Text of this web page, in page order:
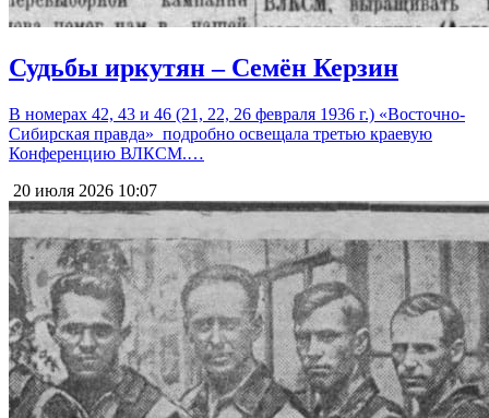
Судьбы иркутян – Семён Керзин
В номерах 42, 43 и 46 (21, 22, 26 февраля 1936 г.) «Восточно-
Сибирская правда» подробно освещала третью краевую
Конференцию ВЛКСМ.…
20 июля 2026 10:07